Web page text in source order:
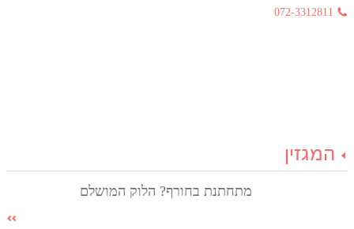
072-3312811
המגזין
מתחתנת בחורף? הלוק המושלם